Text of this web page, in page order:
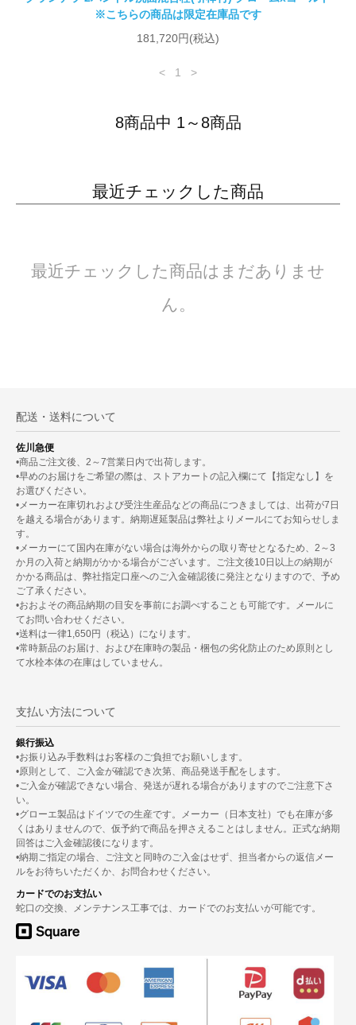
※こちらの商品は限定在庫品です
181,720円(税込)
< 1 >
8商品中 1～8商品
最近チェックした商品
最近チェックした商品はまだありませ
ん。
配送・送料について
佐川急便
•商品ご注文後、2～7営業日内で出荷します。
•早めのお届けをご希望の際は、ストアカートの記入欄にて【指定なし】を
お選びください。
•メーカー在庫切れおよび受注生産品などの商品につきましては、出荷が7日
を越える場合があります。納期遅延製品は弊社よりメールにてお知らせしま
す。
•メーカーにて国内在庫がない場合は海外からの取り寄せとなるため、2～3
か月の入荷と納期がかかる場合がございます。ご注文後10日以上の納期が
かかる商品は、弊社指定口座へのご入金確認後に発注となりますので、予め
ご了承ください。
•おおよその商品納期の目安を事前にお調べすることも可能です。メールに
てお問い合わせください。
•送料は一律1,650円（税込）になります。
•常時新品のお届け、および在庫時の製品・梱包の劣化防止のため原則とし
て水栓本体の在庫はしていません。
支払い方法について
銀行振込
•お振り込み手数料はお客様のご負担でお願いします。
•原則として、ご入金が確認でき次第、商品発送手配をします。
•ご入金が確認できない場合、発送が遅れる場合がありますのでご注意下さ
い。
•グローエ製品はドイツでの生産です。メーカー（日本支社）でも在庫が多
くはありませんので、仮予約で商品を押さえることはしません。正式な納期
回答はご入金確認後になります。
•納期ご指定の場合、ご注文と同時のご入金はせず、担当者からの返信メー
ルをお待ちいただくか、お問合わせください。
カードでのお支払い
蛇口の交換、メンテナンス工事では、カードでのお支払いが可能です。